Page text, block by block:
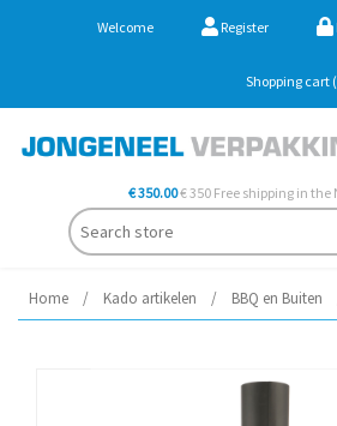
Welcome Register
Shopping cart
€ 350.00€ 350 Free shipping in
Home / Kado artikelen / BBQ en Buiten